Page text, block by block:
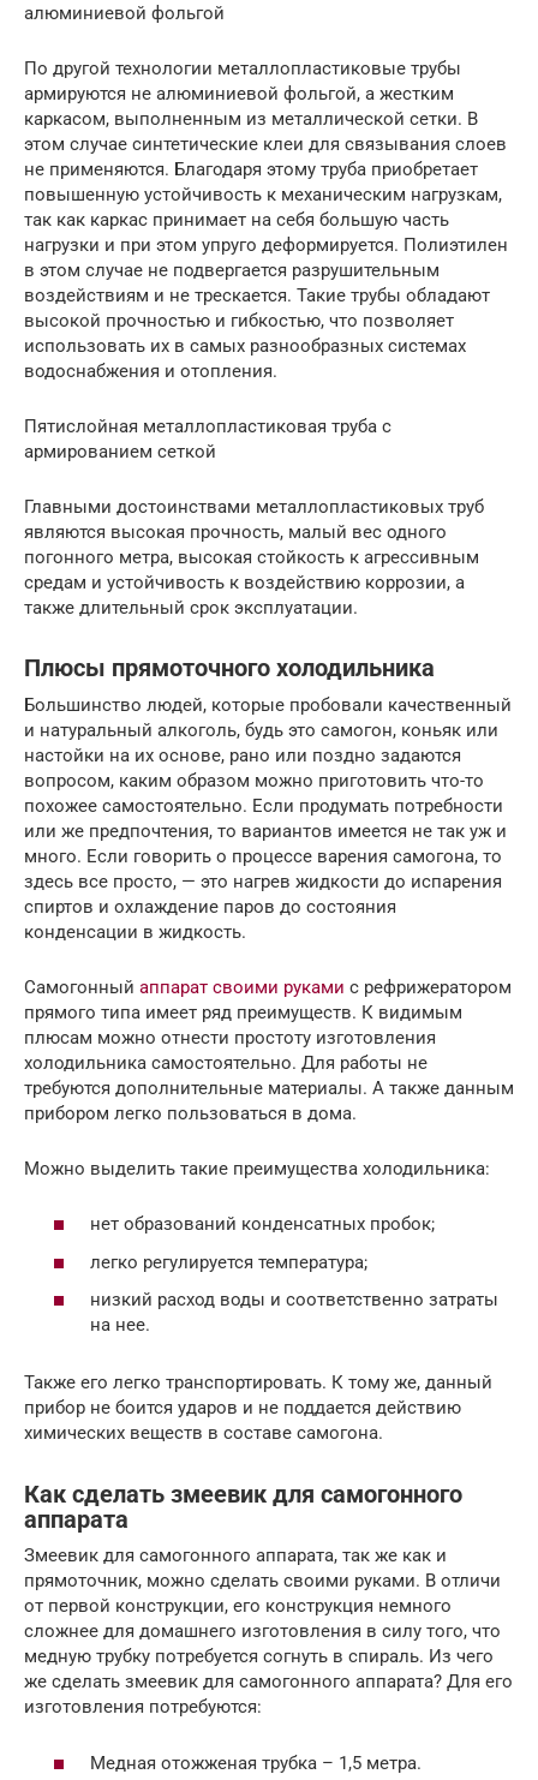
алюминиевой фольгой
По другой технологии металлопластиковые трубы
армируются не алюминиевой фольгой, а жестким
каркасом, выполненным из металлической сетки. В
этом случае синтетические клеи для связывания слоев
не применяются. Благодаря этому труба приобретает
повышенную устойчивость к механическим нагрузкам,
так как каркас принимает на себя большую часть
нагрузки и при этом упруго деформируется. Полиэтилен
в этом случае не подвергается разрушительным
воздействиям и не трескается. Такие трубы обладают
высокой прочностью и гибкостью, что позволяет
использовать их в самых разнообразных системах
водоснабжения и отопления.
Пятислойная металлопластиковая труба с
армированием сеткой
Главными достоинствами металлопластиковых труб
являются высокая прочность, малый вес одного
погонного метра, высокая стойкость к агрессивным
средам и устойчивость к воздействию коррозии, а
также длительный срок эксплуатации.
Плюсы прямоточного холодильника
Большинство людей, которые пробовали качественный
и натуральный алкоголь, будь это самогон, коньяк или
настойки на их основе, рано или поздно задаются
вопросом, каким образом можно приготовить что-то
похожее самостоятельно. Если продумать потребности
или же предпочтения, то вариантов имеется не так уж и
много. Если говорить о процессе варения самогона, то
здесь все просто, — это нагрев жидкости до испарения
спиртов и охлаждение паров до состояния
конденсации в жидкость.
Самогонный аппарат своими руками с рефрижератором
прямого типа имеет ряд преимуществ. К видимым
плюсам можно отнести простоту изготовления
холодильника самостоятельно. Для работы не
требуются дополнительные материалы. А также данным
прибором легко пользоваться в дома.
Можно выделить такие преимущества холодильника:
нет образований конденсатных пробок;
легко регулируется температура;
низкий расход воды и соответственно затраты
на нее.
Также его легко транспортировать. К тому же, данный
прибор не боится ударов и не поддается действию
химических веществ в составе самогона.
Как сделать змеевик для самогонного
аппарата
Змеевик для самогонного аппарата, так же как и
прямоточник, можно сделать своими руками. В отличи
от первой конструкции, его конструкция немного
сложнее для домашнего изготовления в силу того, что
медную трубку потребуется согнуть в спираль. Из чего
же сделать змеевик для самогонного аппарата? Для его
изготовления потребуются:
Медная отожженая трубка – 1,5 метра.